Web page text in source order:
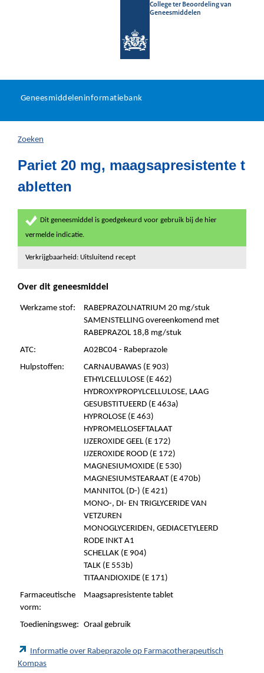
College ter Beoordeling van
Geneesmiddelen
U
hier:
Geneesmiddeleninformatiebank
Zoeken
Pariet 20 mg, maagsapresistente t
abletten
Dit geneesmiddel is goedgekeurd voor gebruik bij de hier
vermelde indicatie.
Verkrijgbaarheid: Uitsluitend recept
Over dit geneesmiddel
Werkzame stof:
RABEPRAZOLNATRIUM 20 mg/stuk
SAMENSTELLING overeenkomend met
RABEPRAZOL 18,8 mg/stuk
ATC:
A02BC04 - Rabeprazole
Hulpstoffen:
CARNAUBAWAS (E 903)
ETHYLCELLULOSE (E 462)
HYDROXYPROPYLCELLULOSE, LAAG
GESUBSTITUEERD (E 463a)
HYPROLOSE (E 463)
HYPROMELLOSEFTALAAT
IJZEROXIDE GEEL (E 172)
IJZEROXIDE ROOD (E 172)
MAGNESIUMOXIDE (E 530)
MAGNESIUMSTEARAAT (E 470b)
MANNITOL (D-) (E 421)
MONO-, DI- EN TRIGLYCERIDE VAN
VETZUREN
MONOGLYCERIDEN, GEDIACETYLEERD
RODE INKT A1
SCHELLAK (E 904)
TALK (E 553b)
TITAANDIOXIDE (E 171)
Farmaceutische
vorm:
Maagsapresistente tablet
Toedieningsweg: Oraal gebruik
Informatie over Rabeprazole op Farmacotherapeutisch
Kompas